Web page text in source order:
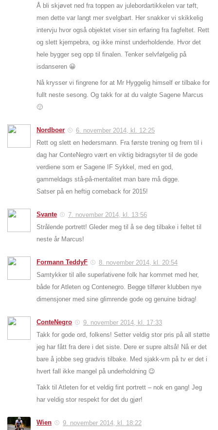
Å bli skjøvet ned fra toppen av julebordartikkelen var tøft,
men dette var langt mer svelgbart. Her snakker vi skikkelig
intervju hvor også objektet viser sin erfaring fra fagfeltet. Rett
og slett kjempebra, og ikke minst underholdende. Hvor det
hele bygger seg opp til finalen. Tenker selvfølgelig på
isdanseren 😀
Nå krysser vi fingrene for at Mr Hyggelig himself er tilbake for
fullt neste sesong. Og takk for at du valgte Sagene Marcus
🙂
Nordboer
6. november 2014, kl. 12:25
Rett og slett en hedersmann. Fra første trening og frem til i
dag har ConteNegro vært en viktig bidragsyter til de gode
verdiene som er Sagene IF Sykkel, med en god,
gammeldags stå-på-mentalitet man bare må digge.
Satser på en heftig comeback for 2015!
Svante
7. november 2014, kl. 13:56
Strålende portrett! Gleder meg til å se deg tilbake i feltet til
neste år Marcus!
Formann TeddyF
8. november 2014, kl. 20:54
Samtykker til alle superlativene folk har kommet med her,
både for Atleten og Contenegro. Begge tilfører klubben nye
dimensjoner med sine glimrende gode og genuine bidrag!
ConteNegro
9. november 2014, kl. 17:33
Takk for gode ord, folkens! Setter veldig stor pris på all støtte
jeg har fått fra dere i det siste. Dere er supre altså! Nå er det
bare å jobbe seg gradvis tilbake. Med sjakk-vm på tv er det i
hvert fall ikke mangel på underholdning 😉
Takk til Atleten for et veldig fint portrett – nok en gang! Jeg
har veldig stor respekt for det du gjør!
Wien
9. november 2014, kl. 18:22